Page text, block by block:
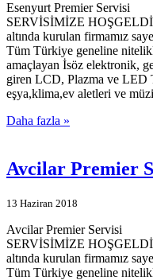
Esenyurt Premier
SERVİSİMİZE
altında kurulan firmamız
Tüm Türkiye geneline
amaçlayan İsöz elektronik,
giren LCD, Plazma ve LED
eşya,klima,ev aletleri ve
Daha fazla »
Avcilar Premier
13 Haziran 2018
Avcilar Premier
SERVİSİMİZE
altında kurulan firmamız
Tüm Türkiye geneline